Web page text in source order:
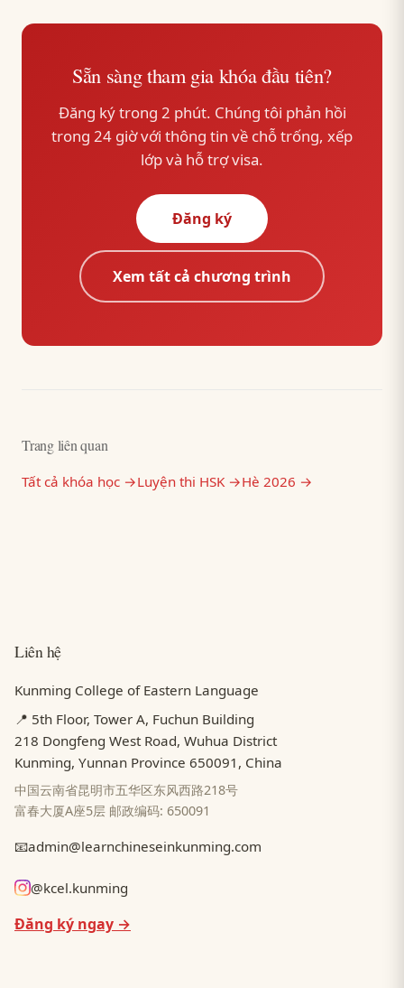
Sẵn sàng tham gia khóa đầu tiên?
Đăng ký trong 2 phút. Chúng tôi phản hồi
trong 24 giờ với thông tin về chỗ trống, xếp
lớp và hỗ trợ visa.
Đăng ký
Xem tất cả chương trình
Trang liên quan
Tất cả khóa học →Luyện thi HSK →Hè 2026 →
Liên hệ
Kunming College of Eastern Language
📍 5th Floor, Tower A, Fuchun Building
218 Dongfeng West Road, Wuhua District
Kunming, Yunnan Province 650091, China
中国云南省昆明市五华区东风西路218号
富春大厦A座5层 邮政编码: 650091
📧admin@learnchineseinkunming.com
@kcel.kunming
Đăng ký ngay →